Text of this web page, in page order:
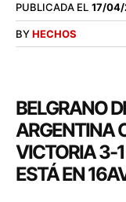
PUBLICADA EL 17/
BYHECHOS
BELGRANO
ARGENTINA
VICTORIA 3-
ESTÁ EN